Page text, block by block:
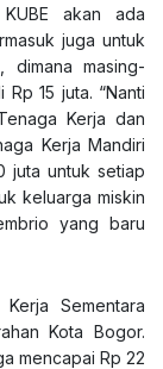
akan ada
juga untuk
dimana masing-
15 juta. “Nanti
Kerja dan
Kerja Mandiri
juta untuk setiap
keluarga miskin
yang baru
Sementara
Kota Bogor.
mencapai Rp 22